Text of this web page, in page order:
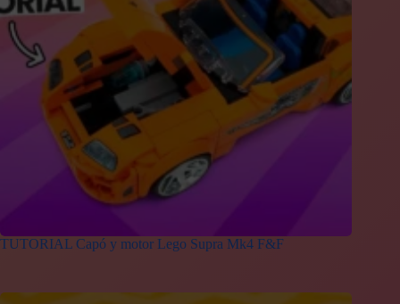
TUTORIAL Capó y motor Lego Supra Mk4 F&F